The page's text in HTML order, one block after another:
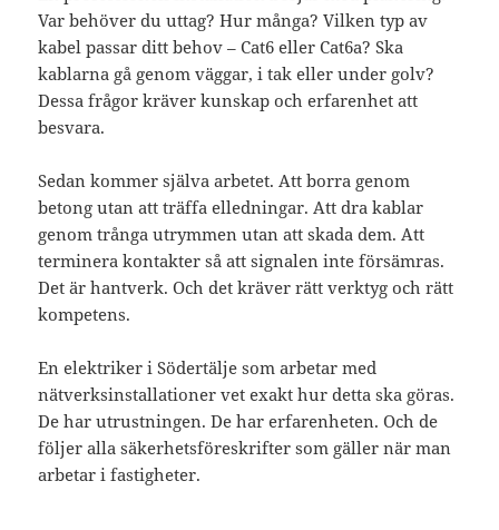
Var behöver du uttag? Hur många? Vilken typ av
kabel passar ditt behov – Cat6 eller Cat6a? Ska
kablarna gå genom väggar, i tak eller under golv?
Dessa frågor kräver kunskap och erfarenhet att
besvara.
Sedan kommer själva arbetet. Att borra genom
betong utan att träffa elledningar. Att dra kablar
genom trånga utrymmen utan att skada dem. Att
terminera kontakter så att signalen inte försämras.
Det är hantverk. Och det kräver rätt verktyg och rätt
kompetens.
En elektriker i Södertälje som arbetar med
nätverksinstallationer vet exakt hur detta ska göras.
De har utrustningen. De har erfarenheten. Och de
följer alla säkerhetsföreskrifter som gäller när man
arbetar i fastigheter.